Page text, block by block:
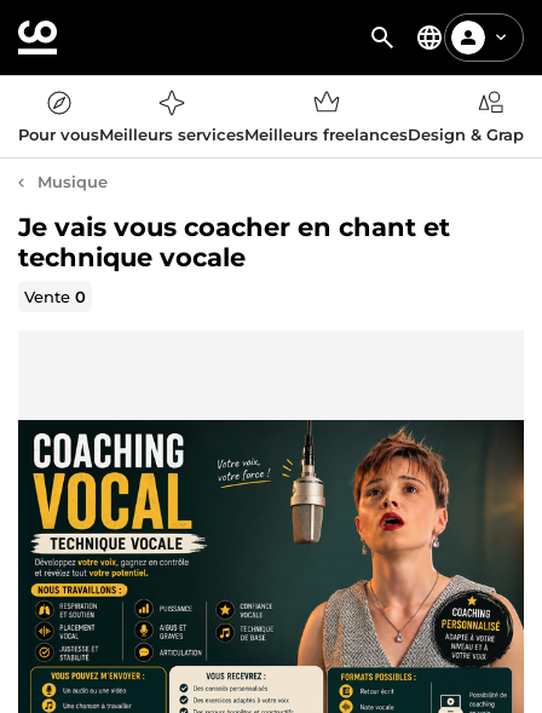
Pour vousMeilleurs servicesMeilleurs freelancesDesign &
Musique
Je vais vous coacher en chant et
technique vocale
Vente0